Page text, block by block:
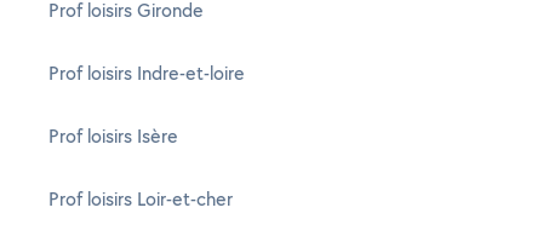
Prof loisirs Gironde
Prof loisirs Indre-et-loire
Prof loisirs Isère
Prof loisirs Loir-et-cher